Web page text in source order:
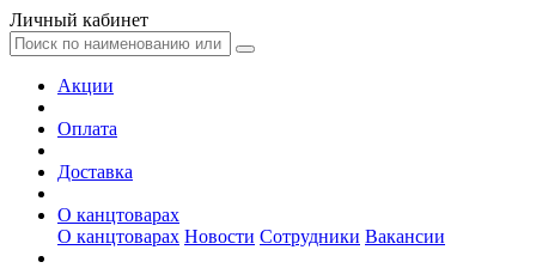
Личный кабинет
Акции
Оплата
Доставка
О канцтоварах
О канцтоварах Новости Сотрудники Вакансии